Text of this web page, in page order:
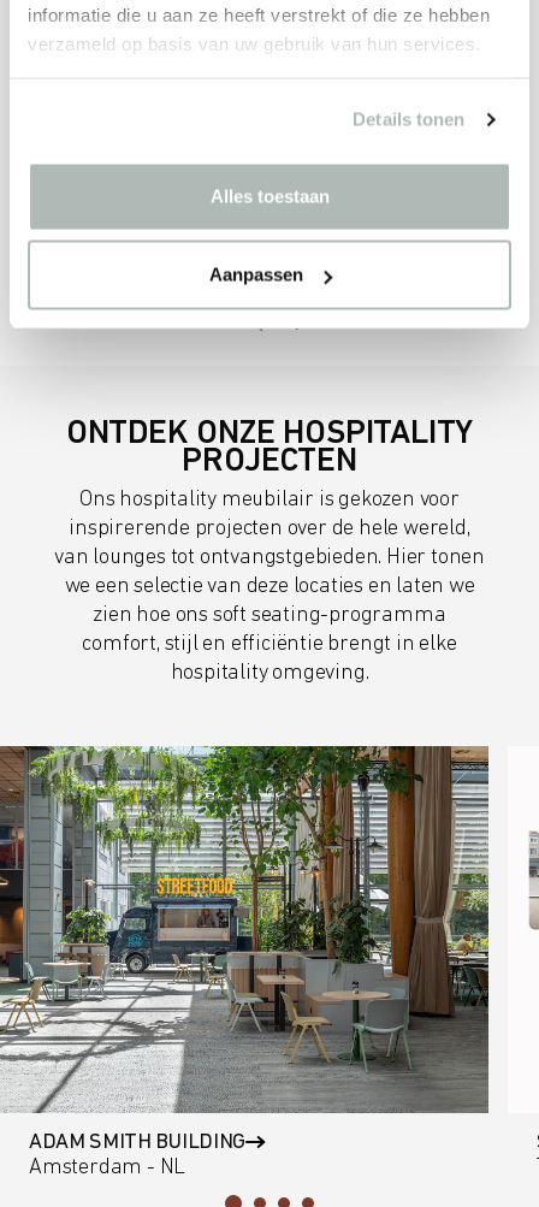
informatie die u aan ze heeft verstrekt of die ze hebben
verzameld op basis van uw gebruik van hun services.
Details tonen
Alles toestaan
Aanpassen
ONTDEK ONZE HOSPITALITY
PROJECTEN
Ons hospitality meubilair is gekozen voor
inspirerende projecten over de hele wereld,
van lounges tot ontvangstgebieden. Hier tonen
we een selectie van deze locaties en laten we
zien hoe ons soft seating-programma
comfort, stijl en efficiëntie brengt in elke
hospitality omgeving.
ADAM SMITH BUILDING
Amsterdam - NL